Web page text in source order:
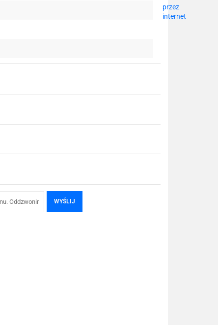
WYŚLIJ